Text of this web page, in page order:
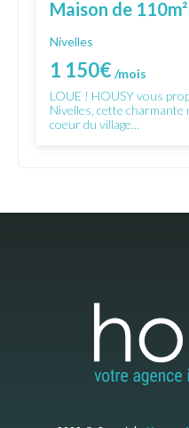
Maison de
Nivelles
1 150€/mois
LOUE ! HOUSY vous
Nivelles, cette charmante
coeur du village...